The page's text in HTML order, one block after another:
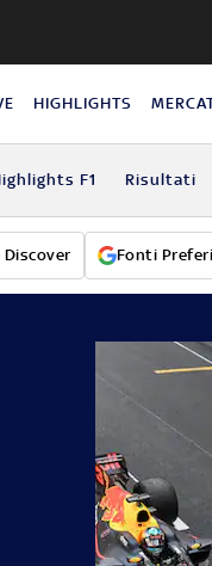
HIGHLIGHTS
F1 Risultati
Discover Fonti